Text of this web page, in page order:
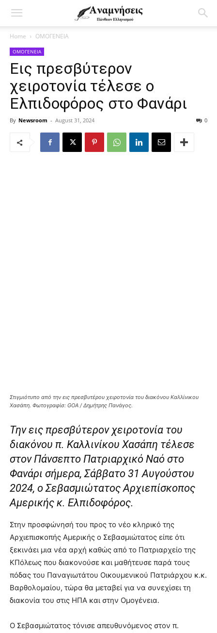
Home ΟΜΟΓΕΝΕΙΑ
ΟΜΟΓΕΝΕΙΑ
Εις πρεσβύτερον
χειροτονία τέλεσε ο
Ελπιδοφόρος στο Φανάρι
By Newsroom - August 31, 2024 0
Στιγμιότυπο από την εις πρεσβυτέρου χειροτονία του διακόνου Καλλίνικου
Χασάπη. Φωτογραφίσ: GOA / Δημήτρης Πανάγος.
Την εις πρεσβύτερον χειροτονία του
διακόνου π. Καλλινίκου Χασάπη τέλεσε
στον Πάνσεπτο Πατριαρχικό Ναό στο
Φανάρι σήμερα, Σάββατο 31 Αυγούστου
2024, ο Σεβασμιώτατος Αρχιεπίσκοπος
Αμερικής κ. Ελπιδοφόρος.
Στην προσφώνησή του προς το νέο κληρικό της
Αρχιεπισκοπής Αμερικής ο Σεβασμιώτατος είπε ότι
ξεκινάει μια νέα αρχή καθώς από το Πατριαρχείο της
ΚΠόλεως που διακονούσε και μαθήτευσε παρά τους
πόδας του Παναγιωτάτου Οικουμενικού Πατριάρχου κ.κ.
Βαρθολομαίου, τώρα θα μεταβεί για να συνεχίσει τη
διακονία του στις ΗΠΑ και στην Ομογένεια.
Ο Σεβασμιώτατος τόνισε απευθυνόμενος στον π.